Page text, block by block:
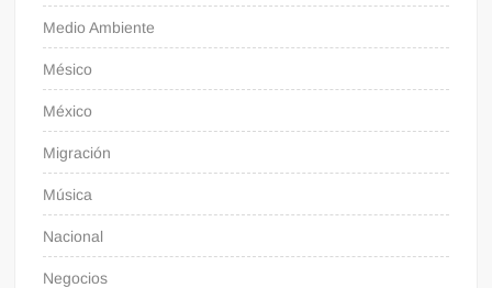
Medio Ambiente
Mésico
México
Migración
Música
Nacional
Negocios